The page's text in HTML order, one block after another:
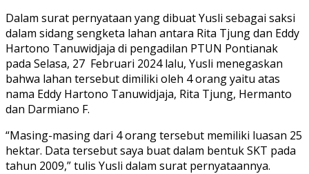
Dalam surat pernyataan yang dibuat Yusli sebagai saksi
dalam sidang sengketa lahan antara Rita Tjung dan Eddy
Hartono Tanuwidjaja di pengadilan PTUN Pontianak
pada Selasa, 27 Februari 2024 lalu, Yusli menegaskan
bahwa lahan tersebut dimiliki oleh 4 orang yaitu atas
nama Eddy Hartono Tanuwidjaja, Rita Tjung, Hermanto
dan Darmiano F.
“Masing-masing dari 4 orang tersebut memiliki luasan 25
hektar. Data tersebut saya buat dalam bentuk SKT pada
tahun 2009,” tulis Yusli dalam surat pernyataannya.